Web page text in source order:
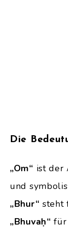
Die
„Om“ ist der
und
„Bhur“ steht
„Bhuvaḥ“ für